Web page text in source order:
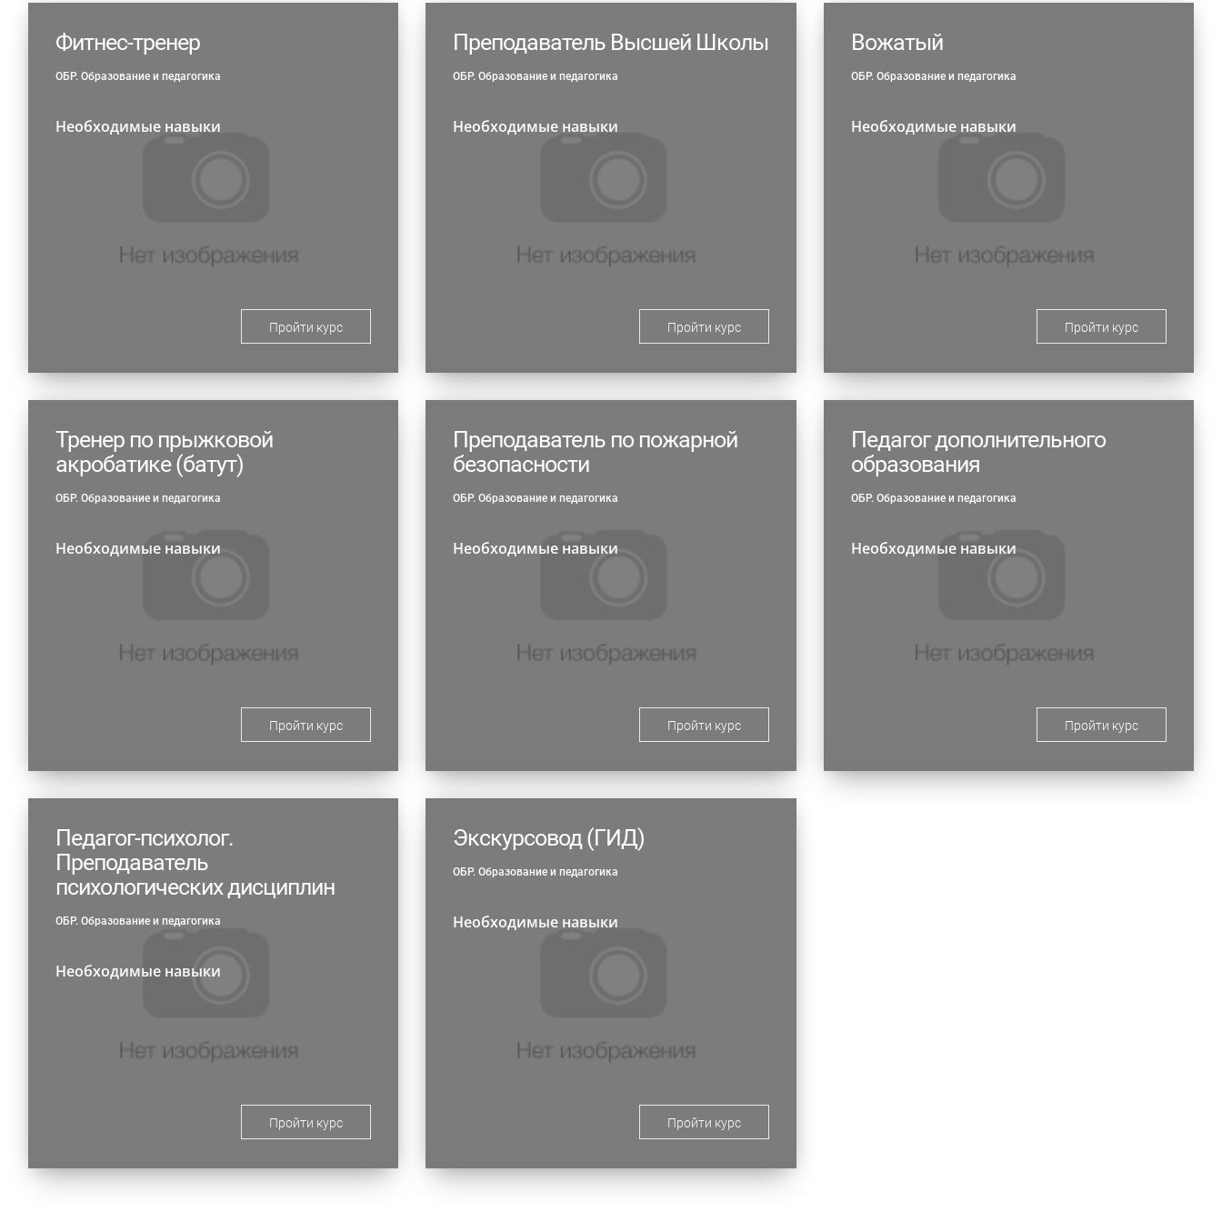
Фитнес-тренер
ОБР. Образование и педагогика
Необходимые навыки
Пройти курс
Преподаватель Высшей Школы
ОБР. Образование и педагогика
Необходимые навыки
Пройти курс
Вожатый
ОБР. Образование и педагогика
Необходимые навыки
Пройти курс
Тренер по прыжковой
акробатике (батут)
ОБР. Образование и педагогика
Необходимые навыки
Пройти курс
Преподаватель по пожарной
безопасности
ОБР. Образование и педагогика
Необходимые навыки
Пройти курс
Педагог дополнительного
образования
ОБР. Образование и педагогика
Необходимые навыки
Пройти курс
Педагог-психолог.
Преподаватель
психологических дисциплин
ОБР. Образование и педагогика
Необходимые навыки
Пройти курс
Экскурсовод (ГИД)
ОБР. Образование и педагогика
Необходимые навыки
Пройти курс